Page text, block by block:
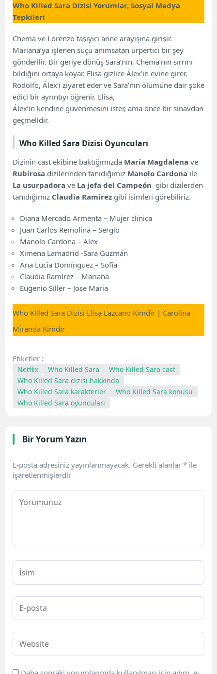
Who Killed Sara Dizisi Yorumlar, Sosyal Medya
Tepkileri
Chema ve Lorenzo taşıyıcı anne arayışına girişir.
Mariana’ya işlenen suçu anımsatan ürpertici bir şey
gönderilir. Bir geriye dönüş Sara’nın, Chema’nın sırrını
bildiğini ortaya koyar. Elisa gizlice Álex’in evine girer.
Rodolfo, Álex’i ziyaret eder ve Sara’nın ölümüne dair şoke
edici bir ayrıntıyı öğrenir. Elisa,
Álex’in kendine güvenmesini ister, ama önce bir sınavdan
geçmelidir.
Who Killed Sara Dizisi Oyuncuları
Dizinin cast ekibine baktığımızda María Magdalena ve
Rubirosa dizilerinden tanıdığımız Manolo Cardona ile
La usurpadora ve La jefa del Campeón gibi dizilerden
tanıdığımız Claudia Ramírez gibi isimleri görebiliriz.
Diana Mercado Armenta – Mujer clinica
Juan Carlos Remolina – Sergio
Manolo Cardona – Alex
Ximena Lamadrid -Sara Guzmán
Ana Lucía Domínguez – Sofia
Claudia Ramírez – Mariana
Eugenio Siller – Jose Maria
Who Killed Sara Dizisi Elisa Lazcano Kimdir | Carolina
Miranda Kimdir
Etiketler :
Netflix Who Killed Sara
Who Killed Sara cast
Who Killed Sara dizisi hakkında
Who Killed Sara karakterler
Who Killed Sara konusu
Who Killed Sara oyuncuları
Bir Yorum Yazın
E-posta adresiniz yayınlanmayacak. Gerekli alanlar * ile
işaretlenmişlerdir